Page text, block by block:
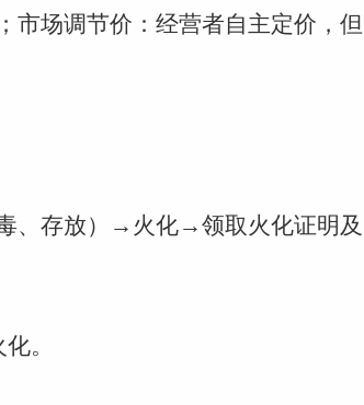
市场调节价：经营者自主定价，但
、存放）→火化→领取火化证明及
。